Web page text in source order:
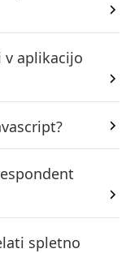
v aplikacijo
spletno